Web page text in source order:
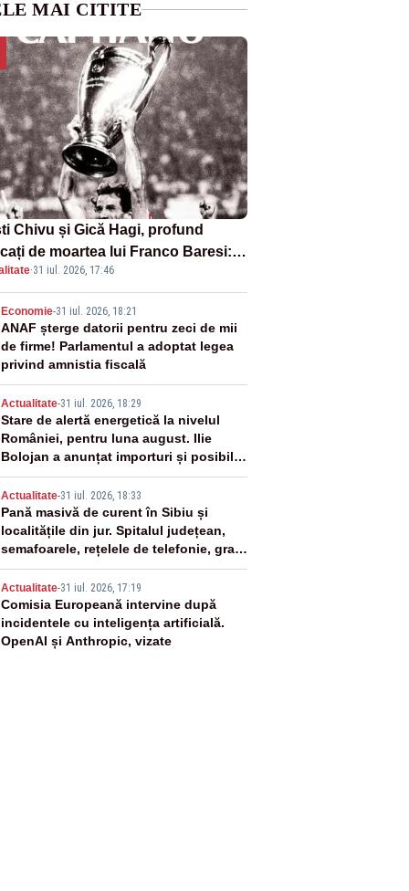
MAI CITITE
Chivu și Gică Hagi, profund
de moartea lui Franco Baresi:
a fotbalului mondial”
·31 iul. 2026, 17:46
Economie-31 iul. 2026, 18:21
ANAF șterge datorii pentru zeci de mii
de firme! Parlamentul a adoptat legea
privind amnistia fiscală
Actualitate-31 iul. 2026, 18:29
Stare de alertă energetică la nivelul
României, pentru luna august. Ilie
Bolojan a anunțat importuri și posibile
restricții – VIDEO
Actualitate-31 iul. 2026, 18:33
Pană masivă de curent în Sibiu și
localitățile din jur. Spitalul județean,
semafoarele, rețelele de telefonie, grav
afectate
Actualitate-31 iul. 2026, 17:19
Comisia Europeană intervine după
incidentele cu inteligența artificială.
OpenAI și Anthropic, vizate